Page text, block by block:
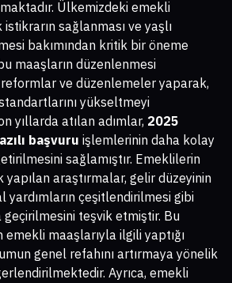
Ülkemizdeki emekli
sağlanması ve yaşlı
bakımından kritik bir öneme
maaşların düzenlenmesi
reformlar ve düzenlemeler yaparak,
yükseltmeyi
yıllarda atılan adımlar, 2025
başvuru işlemlerinin daha kolay
sağlamıştır. Emeklilerin
yapılan araştırmalar, gelir düzeyinin
yardımların çeşitlendirilmesi gibi
teşvik etmiştir. Bu
maaşlarıyla ilgili yaptığı
genel refahını artırmaya yönelik
Ayrıca, emekli